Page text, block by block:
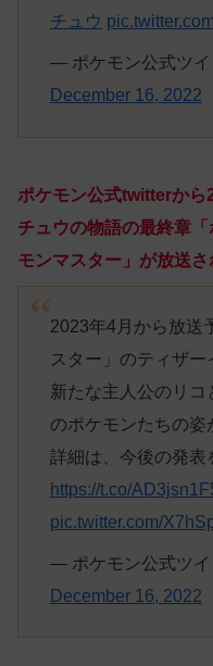
チュウ
— ポケモン公式ツイ
December 16, 2022
ポケモン公式twitterから
チュウの物語の最終章
モンマスター」が放送さ
2023年4月から放送
スター」のティザー
新たな主人公のリ
のポケモンたちの姿
詳細は、今後の発表
https://t.co/
pic.twitter.com/
— ポケモン公式ツイ
December 16, 2022